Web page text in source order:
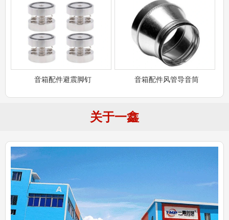
音箱配件避震脚钉 音箱配件风管导音筒
关于一鑫